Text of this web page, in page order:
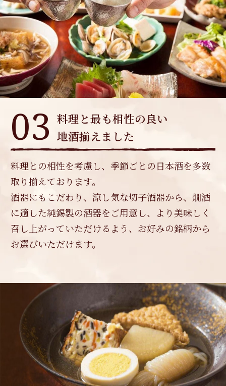
03 料理と最も相性の良い
地酒揃えました
料理との相性を考慮し、季節ごとの日本酒を多数
取り揃えております。
酒器にもこだわり、涼し気な切子酒器から、燗酒
に適した純錫製の酒器をご用意し、より美味しく
召し上がっていただけるよう、お好みの銘柄から
お選びいただけます。